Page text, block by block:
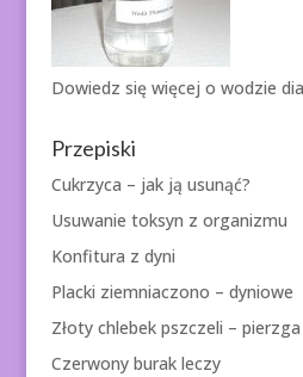
Dowiedz się więcej o wodzie
Przepiski
Cukrzyca – jak ją usunąć?
Usuwanie toksyn z organizmu
Konfitura z dyni
Placki ziemniaczono – dyniowe
Złoty chlebek pszczeli – pierzga
Czerwony burak leczy